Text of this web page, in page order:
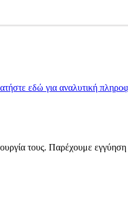
εδώ για αναλυτική
τους. Παρέχουμε